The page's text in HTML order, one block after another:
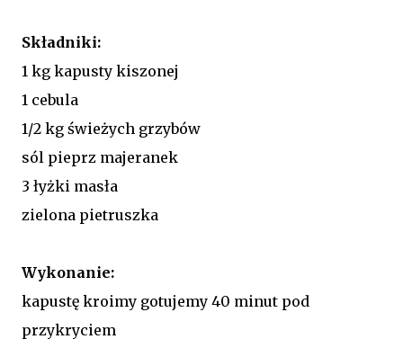
Składniki:
1 kg kapusty kiszonej
1 cebula
1/2 kg świeżych grzybów
sól pieprz majeranek
3 łyżki masła
zielona pietruszka
Wykonanie:
kapustę kroimy gotujemy 40 minut pod
przykryciem